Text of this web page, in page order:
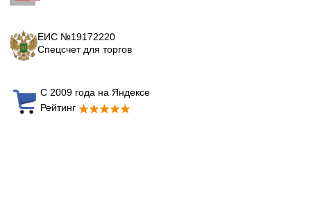
ЕИС №19172220
Спецсчет для торгов
С 2009 года на Яндексе
Рейтинг